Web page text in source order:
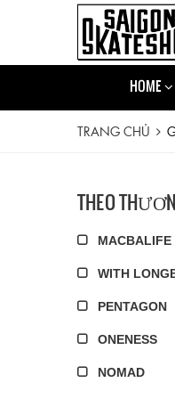
HOME
TRANG CHỦ
THEO
MACBALIFE
WITH
PENTAGON
ONENESS
NOMAD